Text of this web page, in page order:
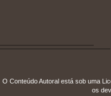
O Conteúdo Autoral está sob uma
os